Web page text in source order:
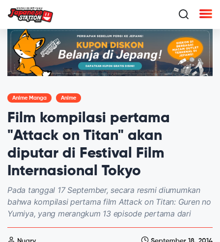
Anime Manga Anime
Film kompilasi pertama
"Attack on Titan" akan
diputar di Festival Film
Internasional Tokyo
Pada tanggal 17 September, secara resmi diumumkan
bahwa kompilasi pertama film Attack on Titan: Guren no
Yumiya, yang merangkum 13 episode pertama dari